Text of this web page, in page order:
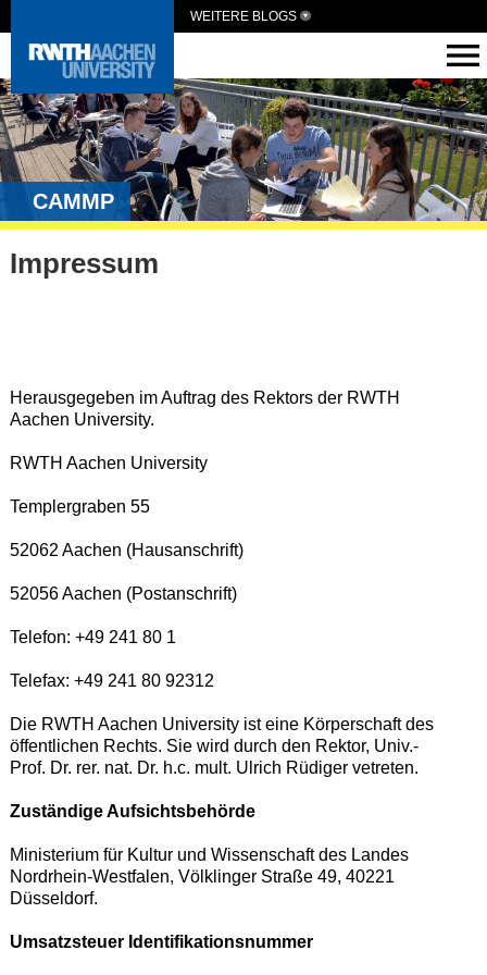
WEITERE BLOGS
CAMMP
Impressum
Herausgegeben im Auftrag des Rektors der RWTH
Aachen University.
RWTH Aachen University
Templergraben 55
52062 Aachen (Hausanschrift)
52056 Aachen (Postanschrift)
Telefon: +49 241 80 1
Telefax: +49 241 80 92312
Die RWTH Aachen University ist eine Körperschaft des
öffentlichen Rechts. Sie wird durch den Rektor, Univ.-
Prof. Dr. rer. nat. Dr. h.c. mult. Ulrich Rüdiger vetreten.
Zuständige Aufsichtsbehörde
Ministerium für Kultur und Wissenschaft des Landes
Nordrhein-Westfalen, Völklinger Straße 49, 40221
Düsseldorf.
Umsatzsteuer Identifikationsnummer